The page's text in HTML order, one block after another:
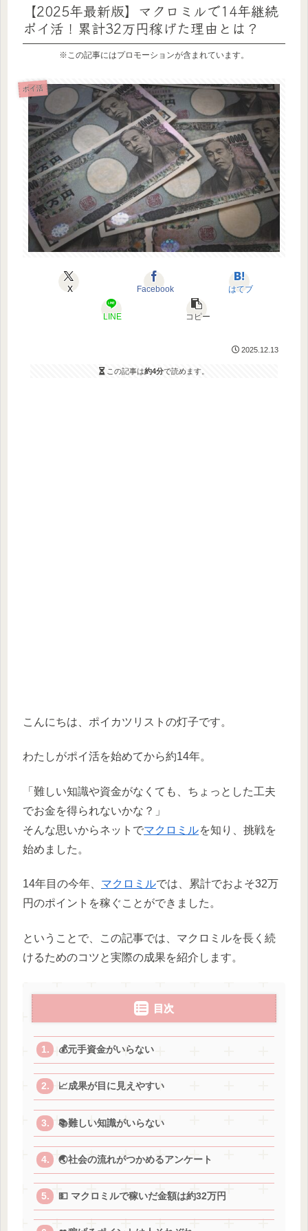
【2025年最新版】マクロミルで14年継続
ポイ活！累計32万円稼げた理由とは？
※この記事にはプロモーションが含まれています。
ポイ活
X Facebook はてブ
LINE コピー
2025.12.13
この記事は約4分で読めます。
こんにちは、ポイカツリストの灯子です。
わたしがポイ活を始めてから約14年。
「難しい知識や資金がなくても、ちょっとした工夫
でお金を得られないかな？」
そんな思いからネットでマクロミルを知り、挑戦を
始めました。
14年目の今年、 マクロミルでは、累計でおよそ32万
円のポイントを稼ぐことができました。
ということで、この記事では、マクロミルを長く続
けるためのコツと実際の成果を紹介します。
目次
💰元手資金がいらない
📈成果が目に見えやすい
📚難しい知識がいらない
🌏社会の流れがつかめるアンケート
💵 マクロミルで稼いだ金額は約32万円